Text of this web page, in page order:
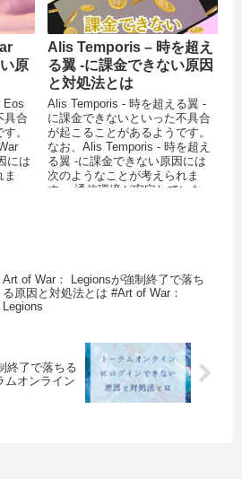
原
Eos
具合
。
には
Alis Temporis – 時を超え
る翼 -に課金できない原因
と対処法とは
Alis Temporis - 時を超える翼 -
に課金できないといった不具合
が起こることがあるようです。
なお、Alis Temporis - 時を超え
る翼 -に課金できない原因には
次のようなことが考えられま
す。 通信環境が安定していな...
Art of War： Legionsが強制終了で落ち
る原因と対処法とは #Art of War：
Legions
終了で落ちる
ムオンライン